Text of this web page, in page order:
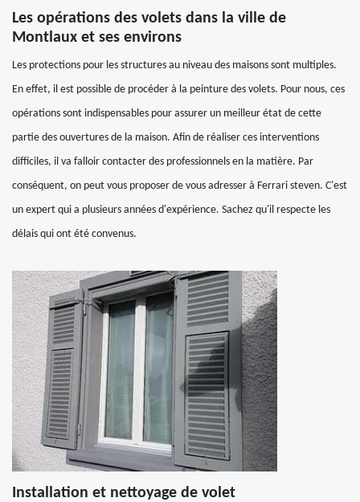
Les opérations des volets dans la ville de
Montlaux et ses environs
Les protections pour les structures au niveau des maisons sont multiples.
En effet, il est possible de procéder à la peinture des volets. Pour nous, ces
opérations sont indispensables pour assurer un meilleur état de cette
partie des ouvertures de la maison. Afin de réaliser ces interventions
difficiles, il va falloir contacter des professionnels en la matière. Par
conséquent, on peut vous proposer de vous adresser à Ferrari steven. C'est
un expert qui a plusieurs années d'expérience. Sachez qu'il respecte les
délais qui ont été convenus.
Installation et nettoyage de volet